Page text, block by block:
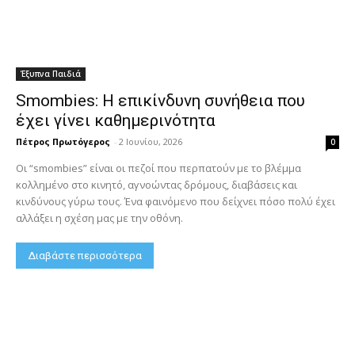
Έξυπνα Παιδιά
Smombies: Η επικίνδυνη συνήθεια που
έχει γίνει καθημερινότητα
Πέτρος Πρωτόγερος - 2 Ιουνίου, 2026 0
Οι “smombies” είναι οι πεζοί που περπατούν με το βλέμμα
κολλημένο στο κινητό, αγνοώντας δρόμους, διαβάσεις και
κινδύνους γύρω τους. Ένα φαινόμενο που δείχνει πόσο πολύ έχει
αλλάξει η σχέση μας με την οθόνη.
Διαβάστε περισσότερα